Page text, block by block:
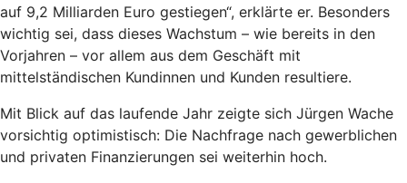
auf 9,2 Milliarden Euro gestiegen“, erklärte er. Besonders
wichtig sei, dass dieses Wachstum – wie bereits in den
Vorjahren – vor allem aus dem Geschäft mit
mittelständischen Kundinnen und Kunden resultiere.
Mit Blick auf das laufende Jahr zeigte sich Jürgen Wache
vorsichtig optimistisch: Die Nachfrage nach gewerblichen
und privaten Finanzierungen sei weiterhin hoch.